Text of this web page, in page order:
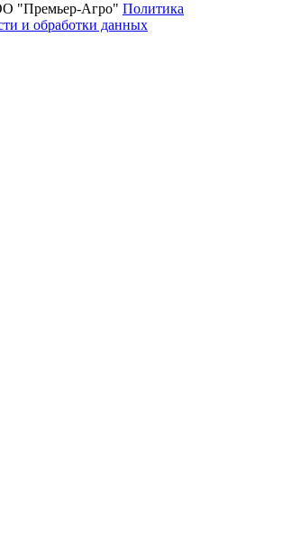
"Премьер-Агро" Политика
и обработки данных